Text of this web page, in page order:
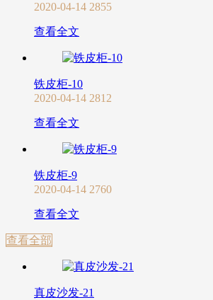
2020-04-14 2855
查看全文
铁皮柜-10
2020-04-14 2812
查看全文
铁皮柜-9
2020-04-14 2760
查看全文
查看全部
真皮沙发-21